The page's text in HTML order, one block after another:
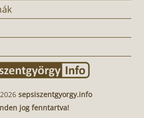
sepsiszentgyorgy.info
jog fenntartva!